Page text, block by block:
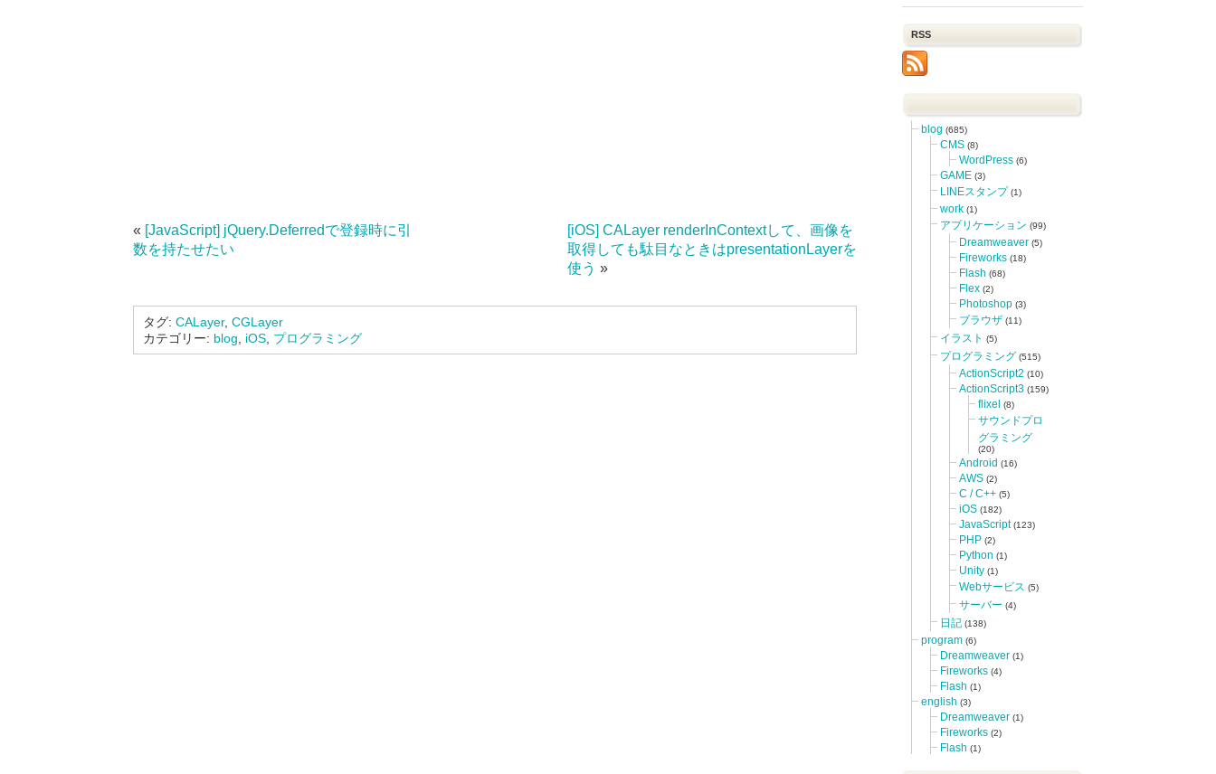
« [JavaScript] jQuery.Deferredで登録時に引
数を持たせたい
[iOS] CALayer renderInContextして、画像を
取得しても駄目なときはpresentationLayerを
使う »
タグ: CALayer, CGLayer
カテゴリー: blog iOS プログラミング
RSS
blog (685)
CMS (8)
WordPress (6)
GAME (3)
LINEスタンプ (1)
work (1)
アプリケーション (99)
Dreamweaver (5)
Fireworks (18)
Flash (68)
Flex (2)
Photoshop (3)
ブラウザ (11)
イラスト (5)
プログラミング (515)
ActionScript2 (10)
ActionScript3 (159)
flixel (8)
サウンドプロ
グラミング
(20)
Android (16)
AWS (2)
C / C++ (5)
iOS (182)
JavaScript(123)
PHP (2)
Python (1)
Unity (1)
Webサービス (5)
サーバー (4)
日記 (138)
program (6)
Dreamweaver (1)
Fireworks (4)
Flash (1)
english (3)
Dreamweaver (1)
Fireworks (2)
Flash (1)